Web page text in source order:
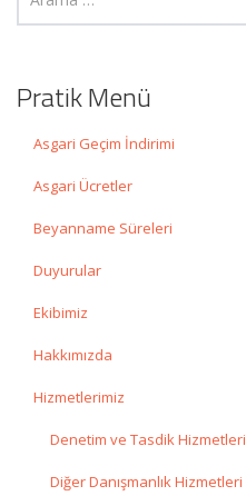
Pratik Menü
Asgari Geçim İndirimi
Asgari Ücretler
Beyanname Süreleri
Duyurular
Ekibimiz
Hakkımızda
Hizmetlerimiz
Denetim ve Tasdik Hizmetleri
Diğer Danışmanlık Hizmetleri